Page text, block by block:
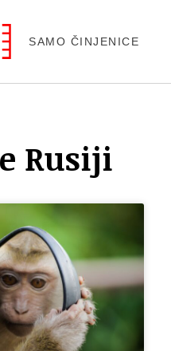
SAMO ČINJENICE
Rusiji